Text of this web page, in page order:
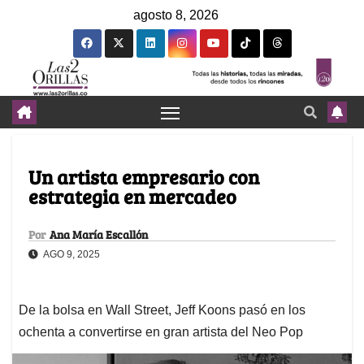
agosto 8, 2026
Un artista empresario con
estrategia en mercadeo
Por Ana María Escallón
AGO 9, 2025
De la bolsa en Wall Street, Jeff Koons pasó en los
ochenta a convertirse en gran artista del Neo Pop